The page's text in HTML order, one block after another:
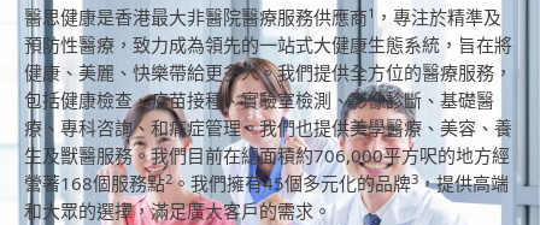
醫思健康是香港最大非醫院醫療服務供應商1 ，專注於精準及
預防性醫療，致力成為領先的一站式大健康生態系統，旨在將
健康、美麗、快樂帶給更多人。我們提供全方位的醫療服務，
包括健康檢查、疫苗接種、實驗室檢測、影像診斷、基礎醫
療、專科咨詢、和痛症管理。我們也提供美學醫療、美容、養
生及獸醫服務。我們目前在總面積約706,000平方呎的地方經
營著168個服務點2。我們擁有45個多元化的品牌3，提供高端
和大眾的選擇，滿足廣大客戶的需求。